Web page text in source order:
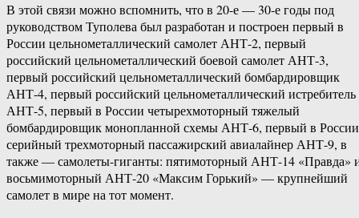
В этой связи можно вспомнить, что в 20-е — 30-е годы под
руководством Туполева был разработан и построен первый в
России цельнометаллический самолет АНТ-2, первый
российский цельнометаллический боевой самолет АНТ-3,
первый российский цельнометаллический бомбардировщик
АНТ-4, первый российский цельнометаллический истребитель
АНТ-5, первый в России четырехмоторный тяжелый
бомбардировщик монопланной схемы АНТ-6, первый в России
серийный трехмоторный пассажирский авиалайнер АНТ-9, в
также — самолеты-гиганты: пятимоторный АНТ-14 «Правда»
восьмимоторный АНТ-20 «Максим Горький» — крупнейший
самолет в мире на тот момент.